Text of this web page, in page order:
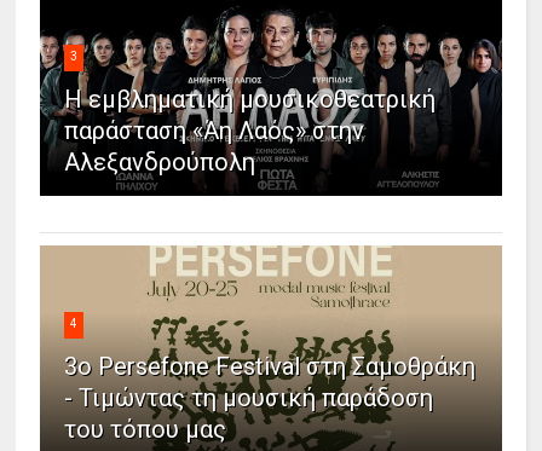
3
Η εμβληματική μουσικοθεατρική
παράσταση «Άη Λαός» στην
Αλεξανδρούπολη
4
3ο Persefone Festival στη Σαμοθράκη
- Τιμώντας τη μουσική παράδοση
του τόπου μας